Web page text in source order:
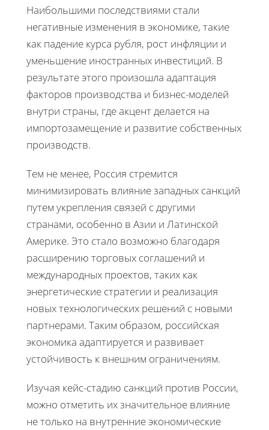
Наибольшими последствиями стали
негативные изменения в экономике, такие
как падение курса рубля, рост инфляции и
уменьшение иностранных инвестиций. В
результате этого произошла адаптация
факторов производства и бизнес-моделей
внутри страны, где акцент делается на
импортозамещение и развитие собственных
производств.
Тем не менее, Россия стремится
минимизировать влияние западных санкций
путем укрепления связей с другими
странами, особенно в Азии и Латинской
Америке. Это стало возможно благодаря
расширению торговых соглашений и
международных проектов, таких как
энергетические стратегии и реализация
новых технологических решений с новыми
партнерами. Таким образом, российская
экономика адаптируется и развивает
устойчивость к внешним ограничениям.
Изучая кейс-стадию санкций против России,
можно отметить их значительное влияние
не только на внутренние экономические